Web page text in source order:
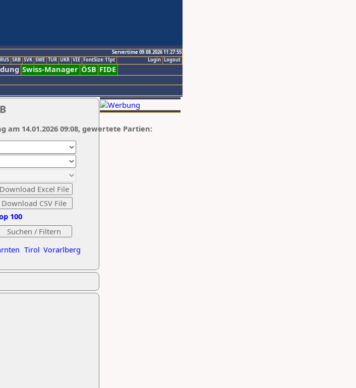
Servertime 09.08.2026 11:27:55
Logout
Login
RUS SRB SVK SWE TUR UKR VIE FontSize:11pt
Swiss-Manager ÖSB FIDE
Tirol Vorarlberg
100
am 14.01.2026 09:08, gewertete Partien: